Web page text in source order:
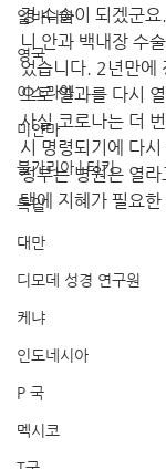
알바니아
영국
이스라엘
미얀마
불가리아 | 터키
독일
대만
디모데 성경 연구원
케냐
인도네시아
P 국
멕시코
경 수술이 되겠군
니 안과 백내장 수
었습니다. 2년만에
으로 안과를 다시
사실 코로나는 더
시 명령되기에 다
정부는 병원은 열
택에 지혜가 필요